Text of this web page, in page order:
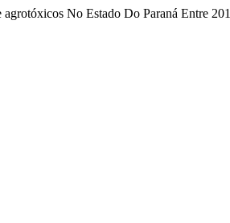
No Estado Do Paraná Entre